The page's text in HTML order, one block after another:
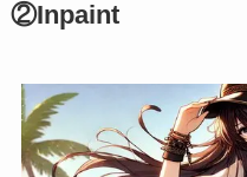
②Inpaint